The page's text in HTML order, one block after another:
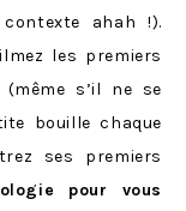
ahah !).
les premiers
s’il ne se
bouille chaque
ses premiers
pour vous